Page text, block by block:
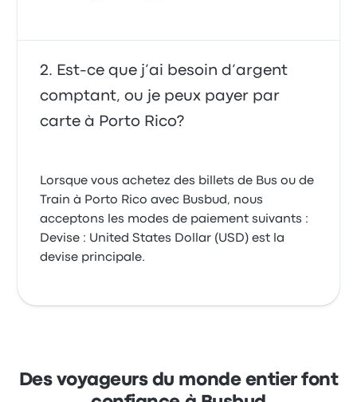
Est-ce que j’ai besoin d’argent
comptant, ou je peux payer par
carte à Porto Rico?
Lorsque vous achetez des billets de Bus ou de
Train à Porto Rico avec Busbud, nous
acceptons les modes de paiement suivants :
Devise : United States Dollar (USD) est la
devise principale.
Des voyageurs du monde entier font